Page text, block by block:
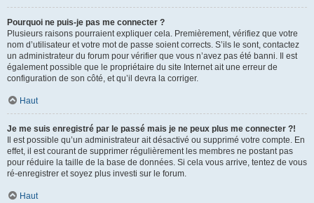
Pourquoi ne puis-je pas me connecter ?
Plusieurs raisons pourraient expliquer cela. Premièrement, vérifiez que votre
nom d’utilisateur et votre mot de passe soient corrects. S’ils le sont, contactez
un administrateur du forum pour vérifier que vous n’avez pas été banni. Il est
également possible que le propriétaire du site Internet ait une erreur de
configuration de son côté, et qu’il devra la corriger.
Haut
Je me suis enregistré par le passé mais je ne peux plus me connecter ?!
Il est possible qu’un administrateur ait désactivé ou supprimé votre compte. En
effet, il est courant de supprimer régulièrement les membres ne postant pas
pour réduire la taille de la base de données. Si cela vous arrive, tentez de vous
ré-enregistrer et soyez plus investi sur le forum.
Haut